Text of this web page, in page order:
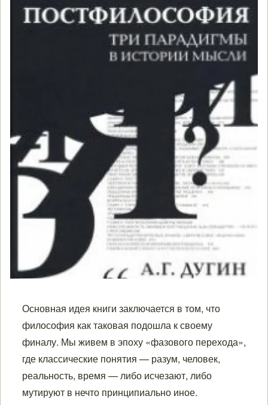
Основная идея книги заключается в том, что
философия как таковая подошла к своему
финалу. Мы живем в эпоху «фазового перехода»,
где классические понятия — разум, человек,
реальность, время — либо исчезают, либо
мутируют в нечто принципиально иное.